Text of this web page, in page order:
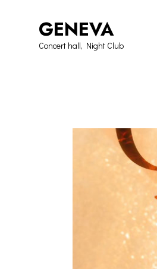
GENEVA
Concert hall, Night Club